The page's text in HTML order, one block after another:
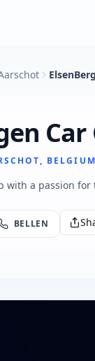
BELGIUM
with a passion
BELLEN